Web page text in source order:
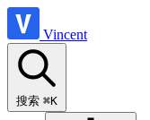
Vincent
搜索 ⌘K